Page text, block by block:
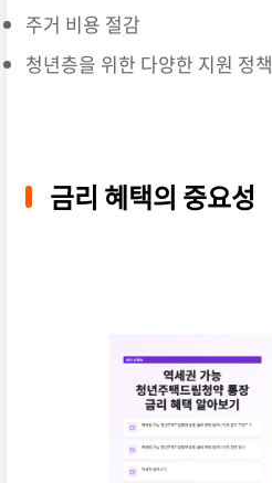
주거 비용 절감
청년층을 위한 다양한 지원 정책
금리 혜택의 중요성